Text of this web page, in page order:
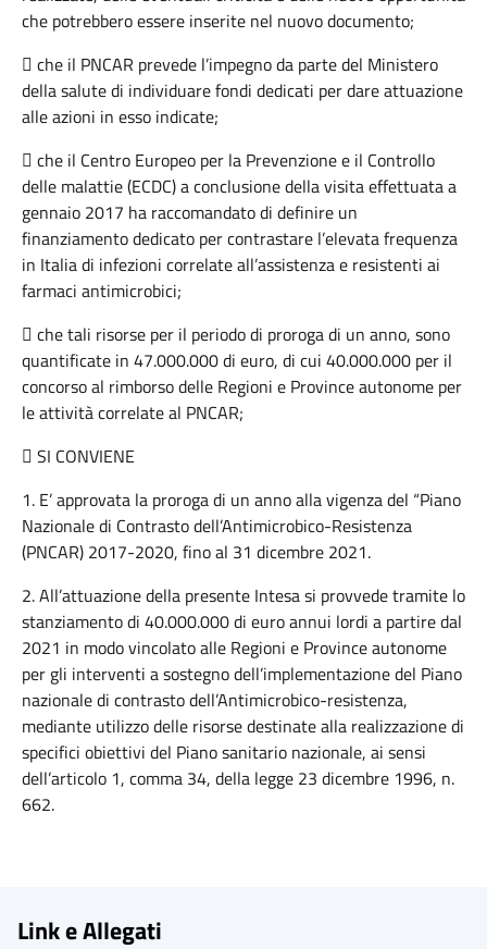
che potrebbero essere inserite nel nuovo documento;
 che il PNCAR prevede l’impegno da parte del Ministero
della salute di individuare fondi dedicati per dare attuazione
alle azioni in esso indicate;
 che il Centro Europeo per la Prevenzione e il Controllo
delle malattie (ECDC) a conclusione della visita effettuata a
gennaio 2017 ha raccomandato di definire un
finanziamento dedicato per contrastare l’elevata frequenza
in Italia di infezioni correlate all’assistenza e resistenti ai
farmaci antimicrobici;
 che tali risorse per il periodo di proroga di un anno, sono
quantificate in 47.000.000 di euro, di cui 40.000.000 per il
concorso al rimborso delle Regioni e Province autonome per
le attività correlate al PNCAR;
 SI CONVIENE
1. E’ approvata la proroga di un anno alla vigenza del “Piano
Nazionale di Contrasto dell’Antimicrobico-Resistenza
(PNCAR) 2017-2020, fino al 31 dicembre 2021.
2. All’attuazione della presente Intesa si provvede tramite lo
stanziamento di 40.000.000 di euro annui lordi a partire dal
2021 in modo vincolato alle Regioni e Province autonome
per gli interventi a sostegno dell’implementazione del Piano
nazionale di contrasto dell’Antimicrobico-resistenza,
mediante utilizzo delle risorse destinate alla realizzazione di
specifici obiettivi del Piano sanitario nazionale, ai sensi
dell’articolo 1, comma 34, della legge 23 dicembre 1996, n.
662.
Link e Allegati